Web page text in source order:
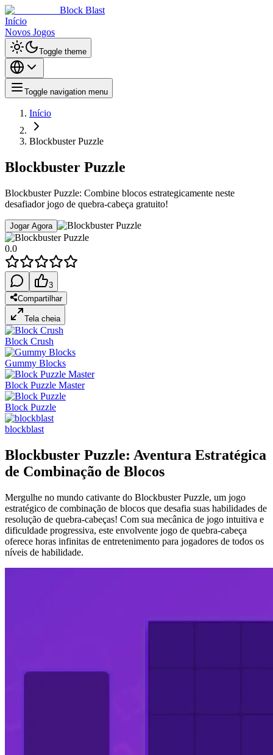
Block Blast
Início
Novos Jogos
Toggle theme
Toggle navigation menu
Início
Blockbuster Puzzle
Blockbuster Puzzle
Blockbuster Puzzle: Combine blocos estrategicamente neste
desafiador jogo de quebra-cabeça gratuito!
Jogar Agora
0.0
3
Compartilhar
Tela cheia
Block Crush
Gummy Blocks
Block Puzzle Master
Block Puzzle
blockblast
Blockbuster Puzzle: Aventura Estratégica
de Combinação de Blocos
Mergulhe no mundo cativante do Blockbuster Puzzle, um jogo
estratégico de combinação de blocos que desafia suas habilidades de
resolução de quebra-cabeças! Com sua mecânica de jogo intuitiva e
dificuldade progressiva, este envolvente jogo de quebra-cabeça
oferece horas infinitas de entretenimento para jogadores de todos os
níveis de habilidade.